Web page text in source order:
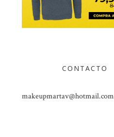
CONTACTO
makeupmartav@hotmail.com